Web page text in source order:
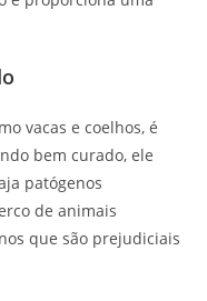
vacas e coelhos, é
bem curado, ele
patógenos
de animais
que são prejudiciais